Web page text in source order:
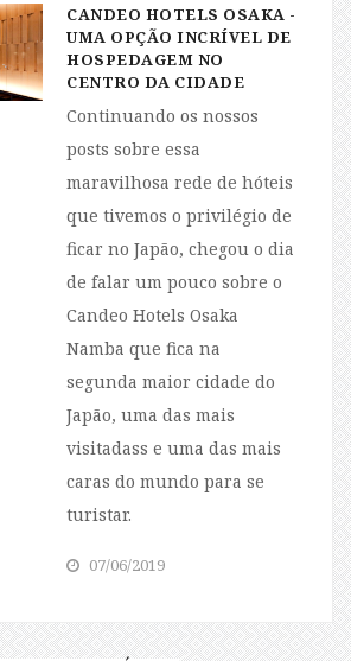
CANDEO HOTELS OSAKA -
UMA OPÇÃO INCRÍVEL DE
HOSPEDAGEM NO
CENTRO DA CIDADE
Continuando os nossos
posts sobre essa
maravilhosa rede de hóteis
que tivemos o privilégio de
ficar no Japão, chegou o dia
de falar um pouco sobre o
Candeo Hotels Osaka
Namba que fica na
segunda maior cidade do
Japão, uma das mais
visitadass e uma das mais
caras do mundo para se
turistar.
07/06/2019